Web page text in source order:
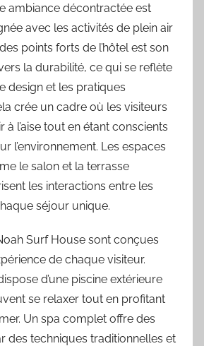
ambiance décontractée est
avec les activités de plein air
points forts de l’hôtel est son
la durabilité, ce qui se reflète
design et les pratiques
crée un cadre où les visiteurs
à l’aise tout en étant conscients
l’environnement. Les espaces
le salon et la terrasse
les interactions entre les
séjour unique.
Surf House sont conçues
de chaque visiteur.
d’une piscine extérieure
se relaxer tout en profitant
Un spa complet offre des
des techniques traditionnelles et